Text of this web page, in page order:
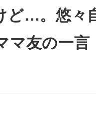
ど…。悠々
マ友の一言